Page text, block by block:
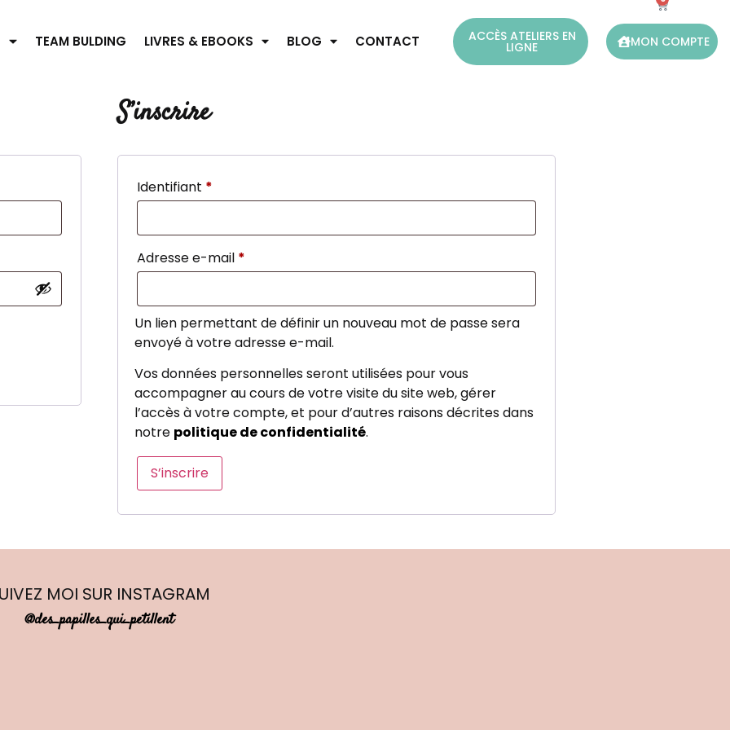
TEAM BULDING LIVRES & EBOOKS BLOG CONTACT ACCÈS ATELIERS EN
LIGNE MON COMPTE
S’inscrire
Identifiant *
Adresse e-mail *
Un lien permettant de définir un nouveau mot de passe sera
envoyé à votre adresse e-mail.
Vos données personnelles seront utilisées pour vous
accompagner au cours de votre visite du site web, gérer
l’accès à votre compte, et pour d’autres raisons décrites dans
notre politique de confidentialité.
S’inscrire
MOI SUR INSTAGRAM
@des_papilles_qui_petillent